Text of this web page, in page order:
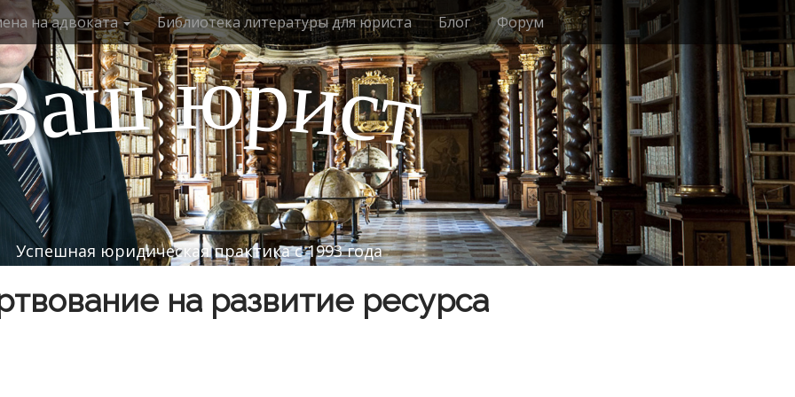
на адвоката Библиотека литературы для юриста Блог Форум
аш юрист
Успешная юридическая практика с 1993 года
на развитие ресурса